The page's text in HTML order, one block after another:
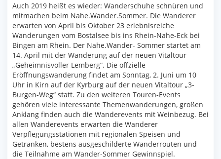
Auch 2019 heißt es wieder: Wanderschuhe schnüren und
mitmachen beim Nahe.Wander.Sommer. Die Wanderer
erwarten von April bis Oktober 23 erlebnisreiche
Wanderungen vom Bostalsee bis ins Rhein-Nahe-Eck bei
Bingen am Rhein. Der Nahe.Wander- Sommer startet am
14. April mit der Wanderung auf der neuen Vitaltour
„Geheimnisvoller Lemberg“. Die offzielle
Eröffnungswanderung findet am Sonntag, 2. Juni um 10
Uhr in Kirn auf der Kyrburg auf der neuen Vitaltour „3-
Burgen-Weg“ statt. Zu den weiteren Touren-Events
gehören viele interessante Themenwanderungen, großen
Anklang finden auch die Wanderevents mit Weinbezug. Bei
allen Wanderevents erwarten die Wanderer
Verpflegungsstationen mit regionalen Speisen und
Getränken, bestens ausgeschilderte Wanderrouten und
die Teilnahme am Wander-Sommer Gewinnspiel.